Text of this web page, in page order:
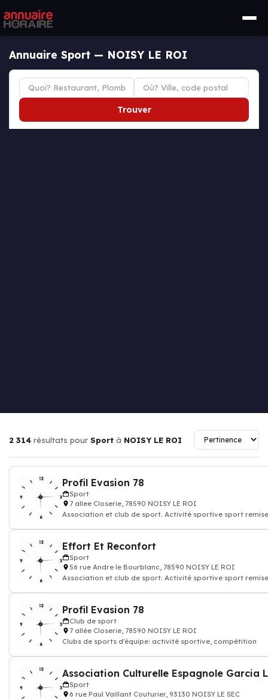
Annuaire Sport — NOISY LE ROI
Trouver
2 314 résultats pour Sport à NOISY LE ROI
Profil Evasion 78
Sport
7 allee Closerie, 78590 NOISY LE ROI
Association et club de sport. Activité sportive sport
Effort Et Reconfort
Sport
56 rue Andre le Bourblanc, 78590 NOISY LE ROI
Association et club de sport. Activité sportive sport
Profil Evasion 78
Club de sport
7 allée Closerie, 78590 NOISY LE ROI
Clubs de sports d'équipe: activité sportive, compétition
Association Culturelle Espagnole Garcia
Sport
6 rue Paul Vaillant Couturier, 93130 NOISY LE SEC